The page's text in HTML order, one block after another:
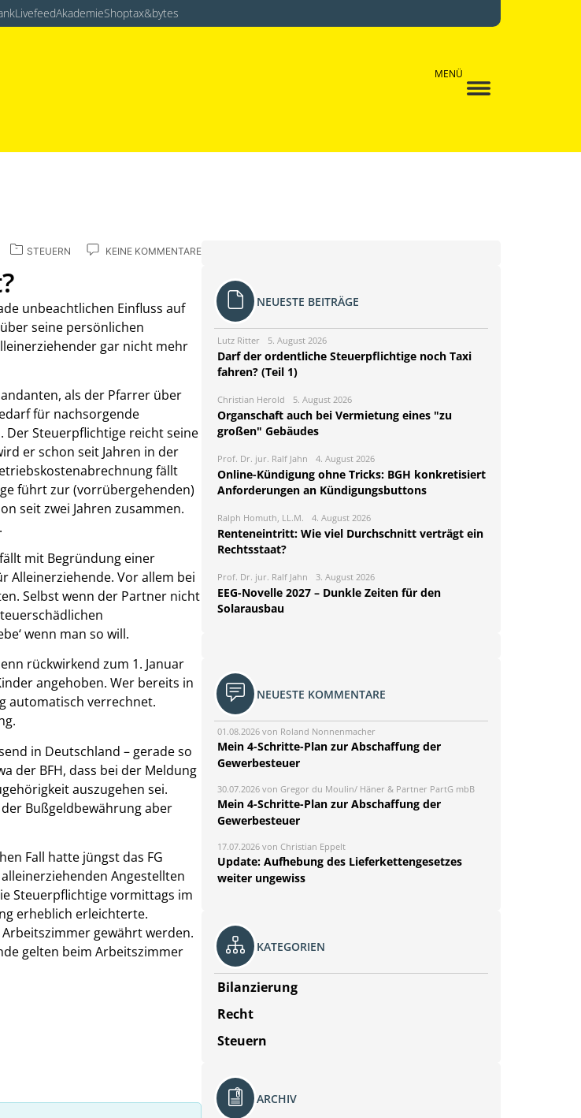
LivefeedAkademieShoptax&bytes
MENÜ
STEUERN KEINE KOMMENTARE
unbeachtlichen Einfluss auf
seine persönlichen
gar nicht mehr
als der Pfarrer über
für nachsorgende
Der Steuerpflichtige reicht seine
er schon seit Jahren in der
fällt
führt zur (vorrübergehenden)
seit zwei Jahren zusammen.
mit Begründung einer
Alleinerziehende. Vor allem bei
Selbst wenn der Partner nicht
wenn man so will.
rückwirkend zum 1. Januar
angehoben. Wer bereits in
automatisch verrechnet.
in Deutschland – gerade so
der BFH, dass bei der Meldung
auszugehen sei.
Bußgeldbewährung aber
Fall hatte jüngst das FG
Angestellten
Steuerpflichtige vormittags im
erheblich erleichterte.
gewährt werden.
gelten beim Arbeitszimmer
NEUESTE BEITRÄGE
Lutz Ritter 5. August 2026
Darf der ordentliche Steuerpflichtige noch Taxi
fahren? (Teil 1)
Christian Herold 5. August 2026
Organschaft auch bei Vermietung eines "zu
großen" Gebäudes
Prof. Dr. jur. Ralf Jahn 4. August 2026
Online-Kündigung ohne Tricks: BGH konkretisiert
Anforderungen an Kündigungsbuttons
Ralph Homuth, LL.M. 4. August 2026
Renteneintritt: Wie viel Durchschnitt verträgt ein
Rechtsstaat?
Prof. Dr. jur. Ralf Jahn 3. August 2026
EEG-Novelle 2027 – Dunkle Zeiten für den
Solarausbau
NEUESTE KOMMENTARE
01.08.2026 von Roland Nonnenmacher
Mein 4-Schritte-Plan zur Abschaffung der
Gewerbesteuer
30.07.2026 von Gregor du Moulin/ Häner & Partner PartG mbB
Mein 4-Schritte-Plan zur Abschaffung der
Gewerbesteuer
17.07.2026 von Christian Eppelt
Update: Aufhebung des Lieferkettengesetzes
weiter ungewiss
KATEGORIEN
Bilanzierung
Recht
Steuern
ARCHIV